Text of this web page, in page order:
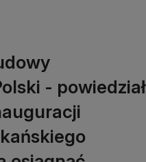
- powiedział